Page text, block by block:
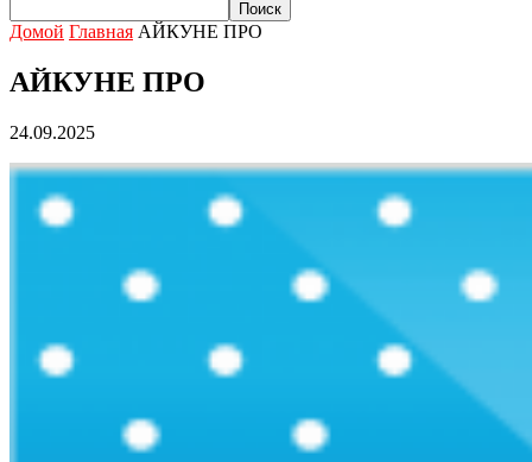
Домой Главная АЙКУНЕ ПРО
АЙКУНЕ ПРО
24.09.2025